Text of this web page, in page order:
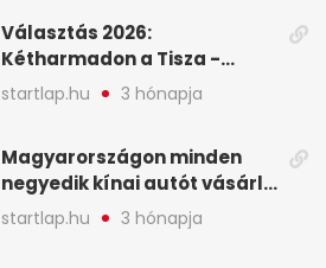
Választás 2026:
Kétharmadon a Tisza -
mutatjuk, hogyan alakulnak
a mandátumok
startlap.hu 3 hónapja
Magyarországon minden
negyedik kínai autót vásárló
a Chery mellett döntött (X)
startlap.hu 3 hónapja